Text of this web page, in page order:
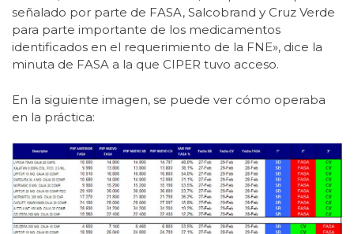
señalado por parte de FASA, Salcobrand y Cruz Verde
para parte importante de los medicamentos
identificados en el requerimiento de la FNE», dice la
minuta de FASA a la que CIPER tuvo acceso.
En la siguiente imagen, se puede ver cómo operaba
en la práctica: